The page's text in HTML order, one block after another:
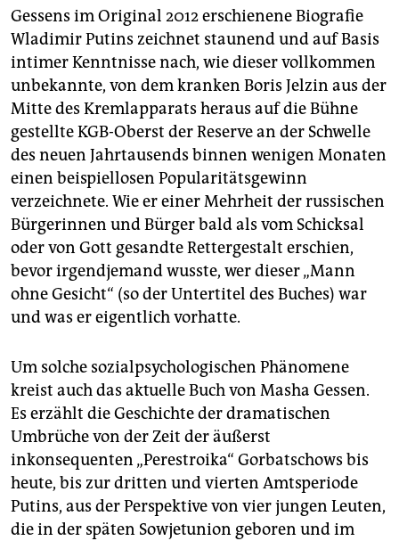
Gessens im Original 2012 erschienene Biografie
Wladimir Putins zeichnet staunend und auf Basis
intimer Kenntnisse nach, wie dieser vollkommen
unbekannte, von dem kranken Boris Jelzin aus der
Mitte des Kremlapparats heraus auf die Bühne
gestellte KGB-Oberst der Reserve an der Schwelle
des neuen Jahrtausends binnen wenigen Monaten
einen beispiellosen Popularitätsgewinn
verzeichnete. Wie er einer Mehrheit der russischen
Bürgerinnen und Bürger bald als vom Schicksal
oder von Gott gesandte Rettergestalt erschien,
bevor irgendjemand wusste, wer dieser „Mann
ohne Gesicht“ (so der Untertitel des Buches) war
und was er eigentlich vorhatte.
Um solche sozialpsychologischen Phänomene
kreist auch das aktuelle Buch von ­Masha Gessen.
Es erzählt die Geschichte der dramatischen
Umbrüche von der Zeit der äußerst
inkonsequenten „Perestroika“ Gorbatschows bis
heute, bis zur dritten und vierten Amtspe­riode
Putins, aus der Perspektive von vier jungen Leuten,
die in der späten Sowjetunion geboren und im